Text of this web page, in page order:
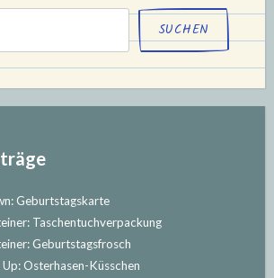
SUCHEN
Geburtstagskarte
Taschentuchverpackung
Geburtstagsfrosch
Up: Osterhasen-Küsschen